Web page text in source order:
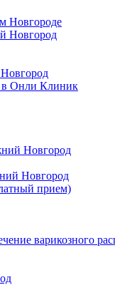
Новгороде
Новгород
в Онли Клиник
Новгород
Новгород
прием)
варикозного